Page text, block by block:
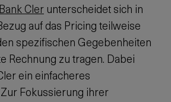
Bank Cler unterscheidet sich in
auf das Pricing teilweise
spezifischen Gegebenheiten
Rechnung zu tragen. Dabei
ein einfacheres
Fokussierung ihrer